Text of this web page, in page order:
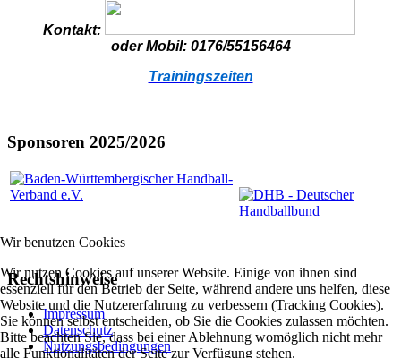
Kontakt:
oder Mobil: 0176/55156464
Trainingszeiten
Sponsoren 2025/2026
Rechtshinweise
Impressum
Datenschutz
Nutzungsbedingungen
Wir benutzen Cookies
Wir nutzen Cookies auf unserer Website. Einige von ihnen sind
essenziell für den Betrieb der Seite, während andere uns helfen, diese
Website und die Nutzererfahrung zu verbessern (Tracking Cookies).
Sie können selbst entscheiden, ob Sie die Cookies zulassen möchten.
Bitte beachten Sie, dass bei einer Ablehnung womöglich nicht mehr
alle Funktionalitäten der Seite zur Verfügung stehen.